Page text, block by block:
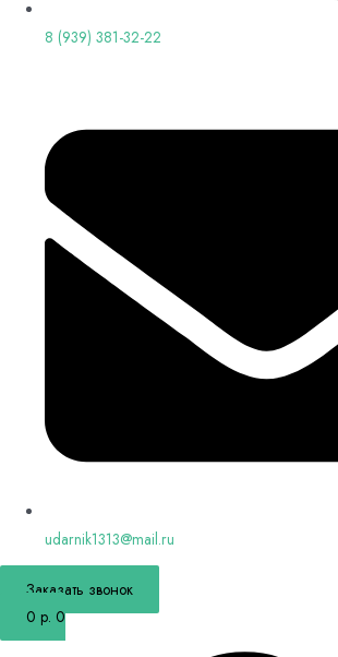
8 (939) 381-32-22
udarnik1313@mail.ru
Заказать звонок
0 р. 0